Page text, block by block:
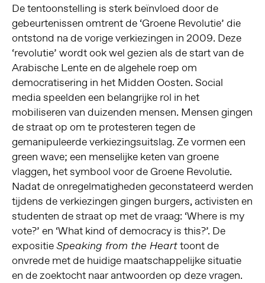
De tentoonstelling is sterk beïnvloed door de
gebeurtenissen omtrent de ‘Groene Revolutie’ die
ontstond na de vorige verkiezingen in 2009. Deze
‘revolutie’ wordt ook wel gezien als de start van de
Arabische Lente en de algehele roep om
democratisering in het Midden Oosten. Social
media speelden een belangrijke rol in het
mobiliseren van duizenden mensen. Mensen gingen
de straat op om te protesteren tegen de
gemanipuleerde verkiezingsuitslag. Ze vormen een
green wave; een menselijke keten van groene
vlaggen, het symbool voor de Groene Revolutie.
Nadat de onregelmatigheden geconstateerd werden
tijdens de verkiezingen gingen burgers, activisten en
studenten de straat op met de vraag: ‘Where is my
vote?’ en ‘What kind of democracy is this?’. De
expositieSpeaking from the Hearttoont de
onvrede met de huidige maatschappelijke situatie
en de zoektocht naar antwoorden op deze vragen.